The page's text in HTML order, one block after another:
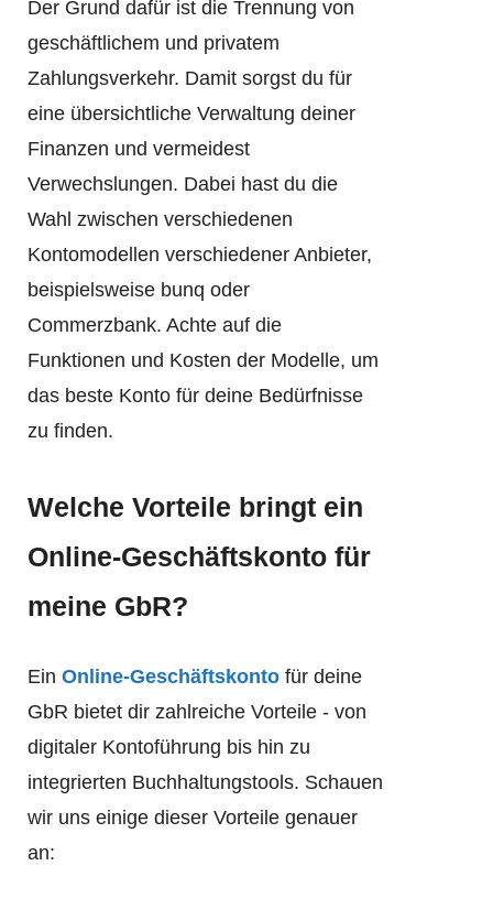
Der Grund dafür ist die Trennung von
geschäftlichem und privatem
Zahlungsverkehr. Damit sorgst du für
eine übersichtliche Verwaltung deiner
Finanzen und vermeidest
Verwechslungen. Dabei hast du die
Wahl zwischen verschiedenen
Kontomodellen verschiedener Anbieter,
beispielsweise bunq oder
Commerzbank. Achte auf die
Funktionen und Kosten der Modelle, um
das beste Konto für deine Bedürfnisse
zu finden.
Welche Vorteile bringt ein
Online-Geschäftskonto für
meine GbR?
EinOnline-Geschäftskonto für deine
GbR bietet dir zahlreiche Vorteile - von
digitaler Kontoführung bis hin zu
integrierten Buchhaltungstools. Schauen
wir uns einige dieser Vorteile genauer
an: